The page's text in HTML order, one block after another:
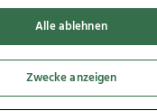
developed by11x11.net
Cookie Einstellungen bearbeiten
Alle ablehnen
Zwecke anzeigen